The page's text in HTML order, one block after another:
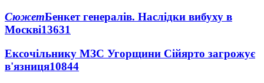
СюжетБенкет генералів. Наслідки вибуху в
Москві13631
Ексочільнику МЗС Угорщини Сійярто загрожує
в'язниця10844